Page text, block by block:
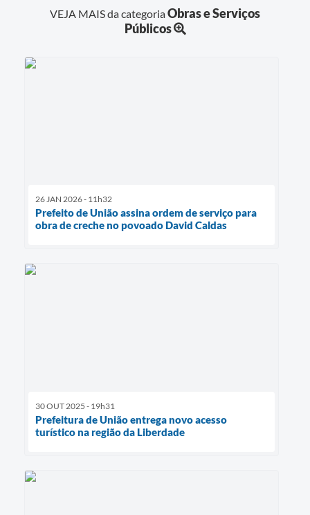
VEJA MAIS da categoriaObras e Serviços
Públicos
26 JAN 2026 - 11h32
Prefeito de União assina ordem de serviço para
obra de creche no povoado David Caldas
30 OUT 2025 - 19h31
Prefeitura de União entrega novo acesso
turístico na região da Liberdade